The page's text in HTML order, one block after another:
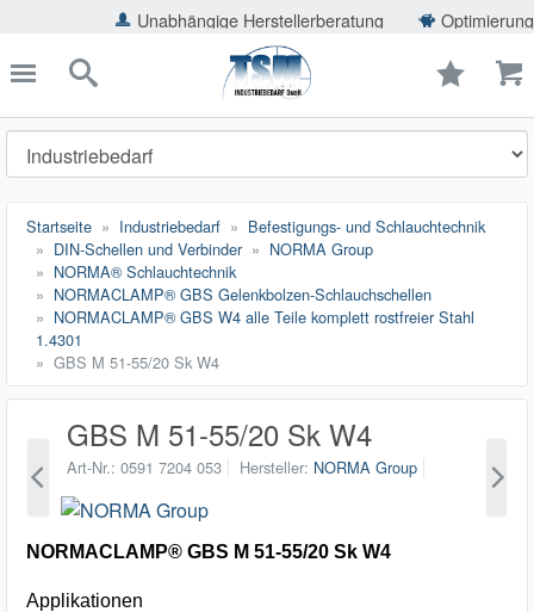
Unabhängige Herstellerberatung Optimierung
schließen
Suche
Startseite Industriebedarf
Befestigungs- und Schlauchtechnik
DIN-Schellen und Verbinder
NORMA Group
NORMA® Schlauchtechnik
NORMACLAMP® GBS Gelenkbolzen-Schlauchschellen
NORMACLAMP® GBS W4 alle Teile komplett rostfreier Stahl
1.4301
GBS M 51-55/20 Sk W4
GBS M 51-55/20 Sk W4
Art-Nr. 0591 7204 053 Hersteller NORMA Group
NORMACLAMP® GBS M 51-55/20 Sk W4
Applikationen